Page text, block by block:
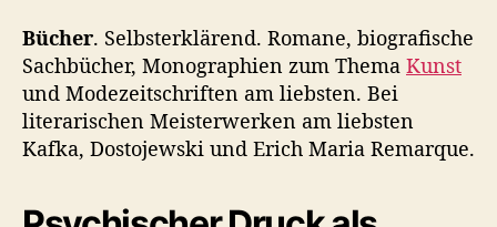
Bücher. Selbsterklärend. Romane, biografische
Sachbücher, Monographien zum Thema Kunst
und Modezeitschriften am liebsten. Bei
literarischen Meisterwerken am liebsten
Kafka, Dostojewski und Erich Maria Remarque.